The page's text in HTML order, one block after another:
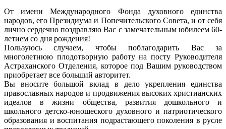
От имени Международного Фонда духовного единства
народов, его Президиума и Попечительского Совета, и от себя
лично сердечно поздравляю Вас с замечательным юбилеем 60-
летием со дня рождения!
Пользуюсь случаем, чтобы поблагодарить Вас за
многолетнюю плодотворную работу на посту Руководителя
Астраханского Отделения, которое под Вашим руководством
приобретает все больший авторитет.
Вы вносите большой вклад в дело укрепления единства
православных народов и продвижения высоких христианских
идеалов в жизни общества, развития дошкольного и
школьного детско-юношеского духовного и патриотического
образования и воспитания подрастающего поколения в русле